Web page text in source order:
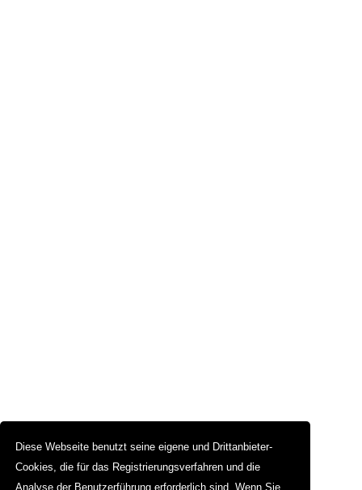
Diese Webseite benutzt seine eigene und Drittanbieter-
Cookies, die für das Registrierungsverfahren und die
Analyse der Benutzerführung erforderlich sind. Wenn Sie